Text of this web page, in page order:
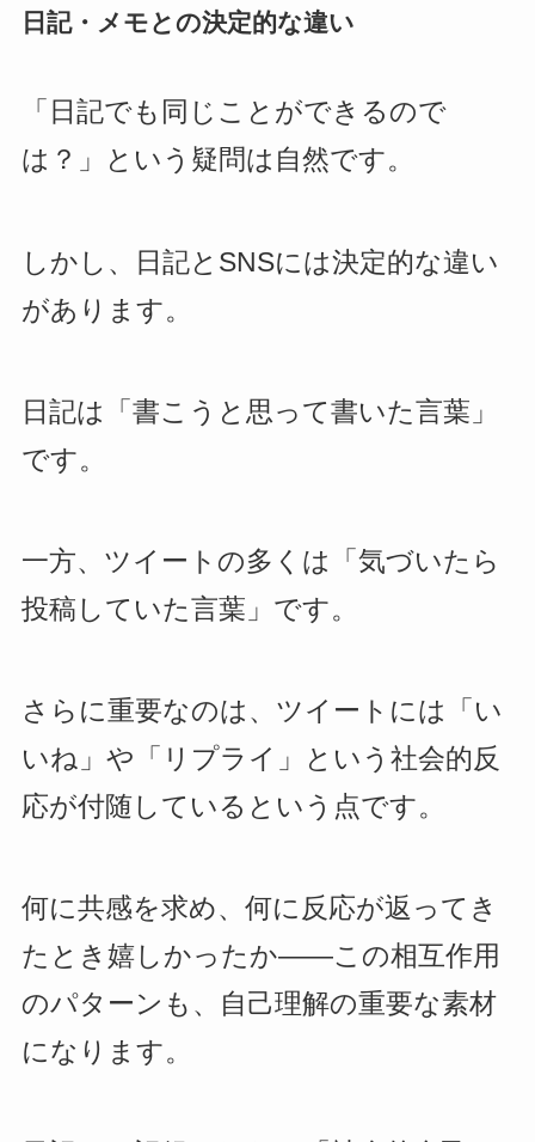
日記・メモとの決定的な違い
「日記でも同じことができるので
は？」という疑問は自然です。
しかし、日記とSNSには決定的な違い
があります。
日記は「書こうと思って書いた言葉」
です。
一方、ツイートの多くは「気づいたら
投稿していた言葉」です。
さらに重要なのは、ツイートには「い
いね」や「リプライ」という社会的反
応が付随しているという点です。
何に共感を求め、何に反応が返ってき
たとき嬉しかったか——この相互作用
のパターンも、自己理解の重要な素材
になります。